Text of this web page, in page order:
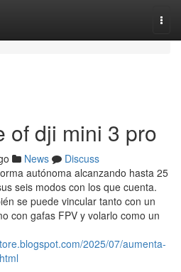
of dji mini 3 pro
News
Discuss
autónoma alcanzando hasta 25
seis modos con los que cuenta.
se puede vincular tanto con un
con gafas FPV y volarlo como un
2025/07/aumenta-